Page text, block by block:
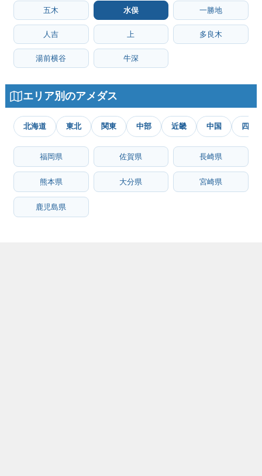
五木 水俣 一勝地
人吉 上 多良木
湯前横谷 牛深
エリア別のアメダス
北海道 東北 関東 中部 近畿 中国 四国
福岡県 佐賀県 長崎県
熊本県 大分県 宮崎県
鹿児島県